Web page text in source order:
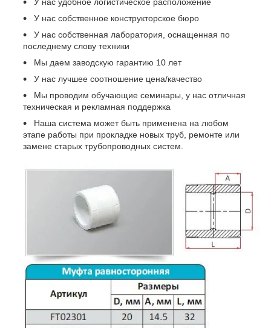
У нас собственное конструкторское бюро
У нас собственная лаборатория, оснащенная по
последнему слову техники
Мы даем заводскую гарантию 10 лет
У нас лучшее соотношение цена/качество
Мы проводим обучающие семинары, у нас отличная
техническая и рекламная поддержка
Наша система может быть применена на любом
этапе работы при прокладке новых труб, ремонте или
замене старых трубопроводных систем.